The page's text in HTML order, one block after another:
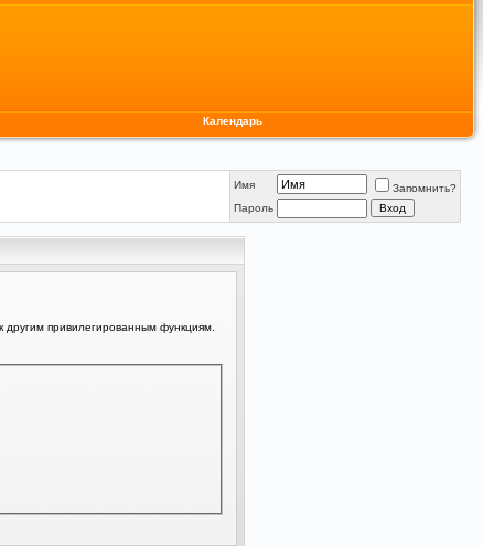
Календарь
Имя
Запомнить?
Пароль
привилегированным функциям.